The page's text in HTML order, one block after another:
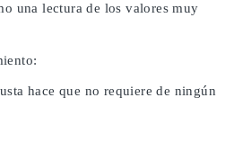
una lectura de los valores muy
hace que no requiere de ningún